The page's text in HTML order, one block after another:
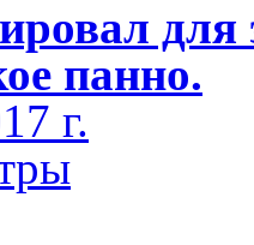
панно.
г.